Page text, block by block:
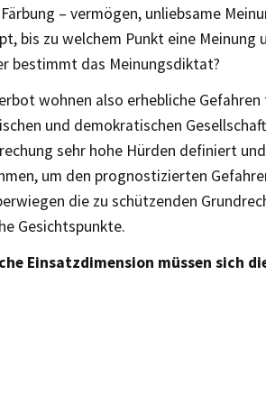
– vermögen, unliebsame
bis zu welchem Punkt eine
bestimmt das Meinungsdiktat?
wohnen also erhebliche
und demokratischen
sehr hohe Hürden definiert
um den prognostizierten
die zu schützenden
Gesichtspunkte.
Einsatzdimension müssen sich